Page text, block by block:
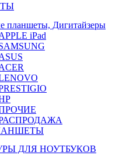
планшеты, Дигитайзеры
iPad
РАСПРОДАЖА
ДЛЯ НОУТБУКОВ